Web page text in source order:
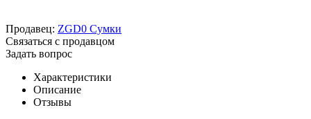
Продавец: ZGD0 Сумки
Связаться с продавцом
Задать вопрос
Характеристики
Описание
Отзывы